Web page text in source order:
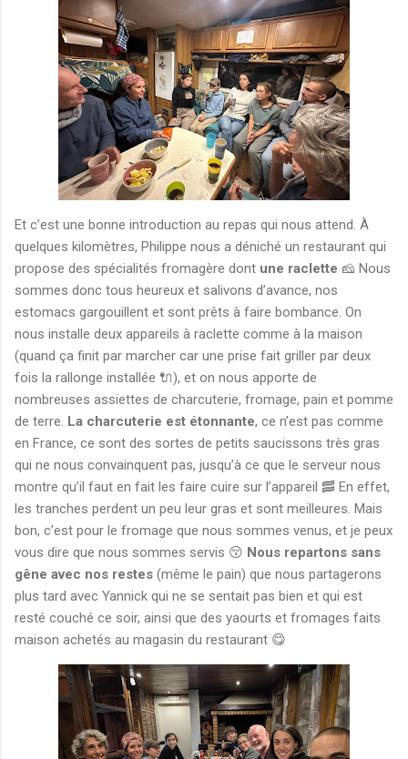
Et c’est une bonne introduction au repas qui nous attend. À
quelques kilomètres, Philippe nous a déniché un restaurant qui
propose des spécialités fromagère dont une raclette 🧀 Nous
sommes donc tous heureux et salivons d’avance, nos
estomacs gargouillent et sont prêts à faire bombance. On
nous installe deux appareils à raclette comme à la maison
(quand ça finit par marcher car une prise fait griller par deux
fois la rallonge installée 🔌), et on nous apporte de
nombreuses assiettes de charcuterie, fromage, pain et pomme
de terre. La charcuterie est étonnante, ce n’est pas comme
en France, ce sont des sortes de petits saucissons très gras
qui ne nous convainquent pas, jusqu’à ce que le serveur nous
montre qu’il faut en fait les faire cuire sur l’appareil 🥓 En effet,
les tranches perdent un peu leur gras et sont meilleures. Mais
bon, c’est pour le fromage que nous sommes venus, et je peux
vous dire que nous sommes servis 😚 Nous repartons sans
gêne avec nos restes (même le pain) que nous partagerons
plus tard avec Yannick qui ne se sentait pas bien et qui est
resté couché ce soir, ainsi que des yaourts et fromages faits
maison achetés au magasin du restaurant 😋